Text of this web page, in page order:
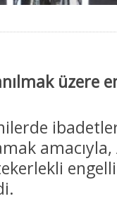
üzere